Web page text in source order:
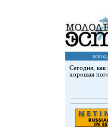
Сегодня, как
хорошая